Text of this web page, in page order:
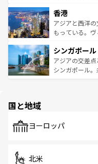
とつ。フォーや
ひ現地で味わ
が旅行者を迎
参照してほしい。
の活気が交差し
帯で自然と触
いビーチでリ
激する。気候は
が待っている
た文化、そし
香港
アジアと西洋
もっている。
み、どこを訪れ
ており、効率
うな絶景から
シンガポール
アジアの交差
シンガポール
で、ホーカーズ
国と地域
ヨーロッパ
北米